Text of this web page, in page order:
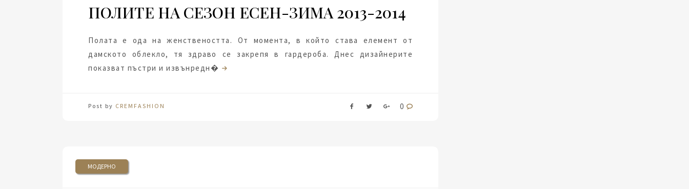
ПОЛИТЕ НА СЕЗОН ЕСЕН-ЗИМА 2013-2014
Полата е ода на женствеността. От момента, в който става елемент от
дамското облекло, тя здраво се закрепя в гардероба. Днес дизайнерите
показват пъстри и извънредн�
Post by CREMFASHION 0
МОДЕРНО